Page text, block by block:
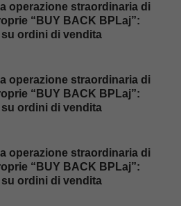
operazione straordinaria di
“BUY BACK BPLaj”:
ordini di vendita
operazione straordinaria di
“BUY BACK BPLaj”:
ordini di vendita
operazione straordinaria di
“BUY BACK BPLaj”:
ordini di vendita